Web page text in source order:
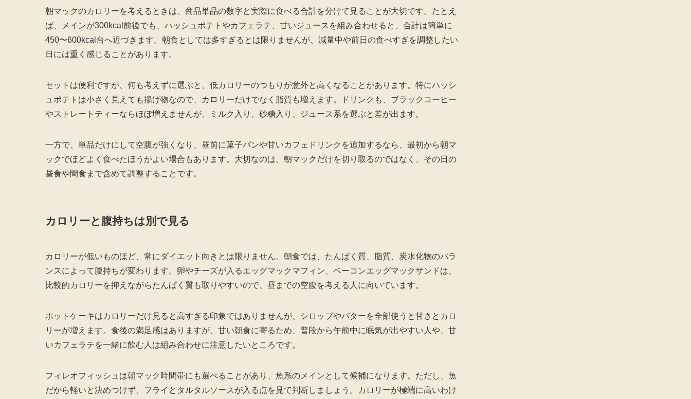
朝マックのカロリーを考えるときは、商品単品の数字と実際に食べる合計を分けて見ることが大切です。たとえ
ば、メインが300kcal前後でも、ハッシュポテトやカフェラテ、甘いジュースを組み合わせると、合計は簡単に
450〜600kcal台へ近づきます。朝食としては多すぎるとは限りませんが、減量中や前日の食べすぎを調整したい
日には重く感じることがあります。
セットは便利ですが、何も考えずに選ぶと、低カロリーのつもりが意外と高くなることがあります。特にハッシ
ュポテトは小さく見えても揚げ物なので、カロリーだけでなく脂質も増えます。ドリンクも、ブラックコーヒー
やストレートティーならほぼ増えませんが、ミルク入り、砂糖入り、ジュース系を選ぶと差が出ます。
一方で、単品だけにして空腹が強くなり、昼前に菓子パンや甘いカフェドリンクを追加するなら、最初から朝マ
ックでほどよく食べたほうがよい場合もあります。大切なのは、朝マックだけを切り取るのではなく、その日の
昼食や間食まで含めて調整することです。
カロリーと腹持ちは別で見る
カロリーが低いものほど、常にダイエット向きとは限りません。朝食では、たんぱく質、脂質、炭水化物のバラ
ンスによって腹持ちが変わります。卵やチーズが入るエッグマックマフィン、ベーコンエッグマックサンドは、
比較的カロリーを抑えながらたんぱく質も取りやすいので、昼までの空腹を考える人に向いています。
ホットケーキはカロリーだけ見ると高すぎる印象ではありませんが、シロップやバターを全部使うと甘さとカロ
リーが増えます。食後の満足感はありますが、甘い朝食に寄るため、普段から午前中に眠気が出やすい人や、甘
いカフェラテを一緒に飲む人は組み合わせに注意したいところです。
フィレオフィッシュは朝マック時間帯にも選べることがあり、魚系のメインとして候補になります。ただし、魚
だから軽いと決めつけず、フライとタルタルソースが入る点を見て判断しましょう。カロリーが極端に高いわけ